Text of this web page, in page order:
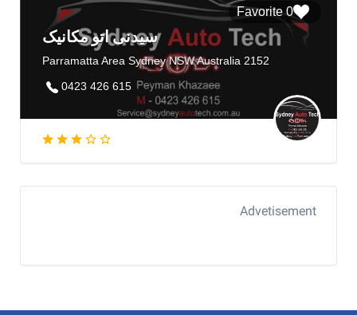
0 Favorite
سیدنی اتو مکانیک
Parramatta Area Sydney NSW Australia 2152
0423 426 615
Advetisement